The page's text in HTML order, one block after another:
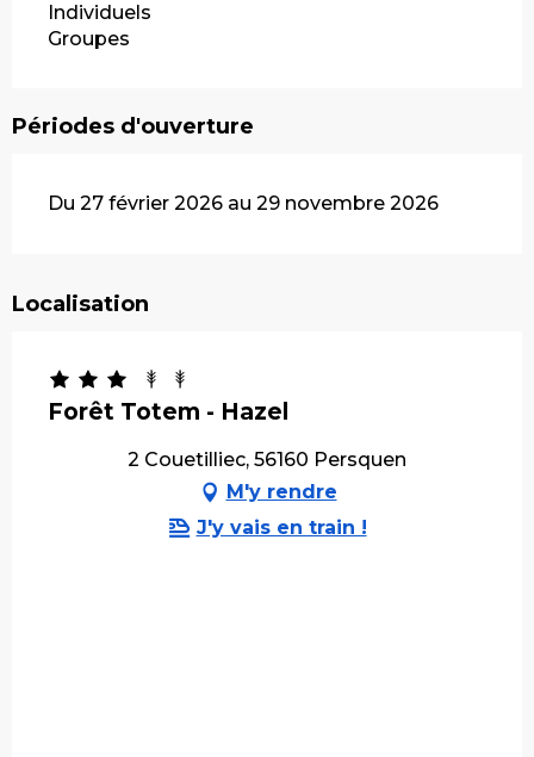
Individuels
Groupes
Périodes d'ouverture
Du 27 février 2026 au 29 novembre 2026
Localisation
Forêt Totem - Hazel
2 Couetilliec, 56160 Persquen
M'y rendre
J'y vais en train !